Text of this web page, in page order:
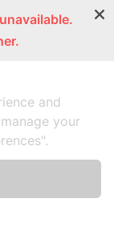
แก้มกลมพากิน
and
your